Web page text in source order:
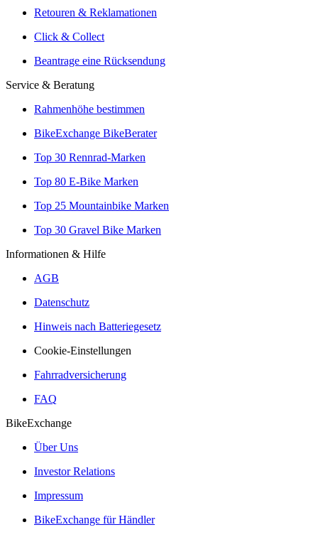
Leasingmöglichkeiten
Retouren & Reklamationen
Click & Collect
Beantrage eine Rücksendung
Service & Beratung
Rahmenhöhe bestimmen
BikeExchange BikeBerater
Top 30 Rennrad-Marken
Top 80 E-Bike Marken
Top 25 Mountainbike Marken
Top 30 Gravel Bike Marken
Informationen & Hilfe
AGB
Datenschutz
Hinweis nach Batteriegesetz
Cookie-Einstellungen
Fahrradversicherung
FAQ
BikeExchange
Über Uns
Investor Relations
Impressum
BikeExchange für Händler